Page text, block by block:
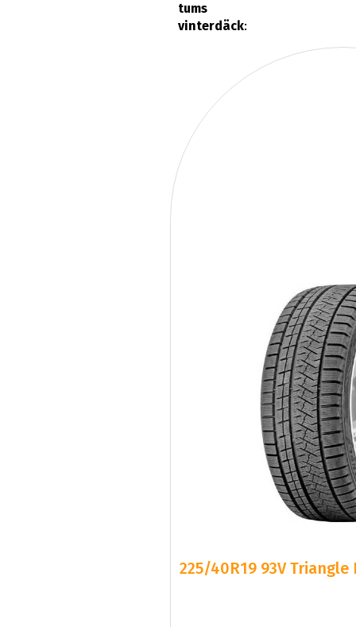
tums
vinterdäck:
225/40R19 93V Triangle